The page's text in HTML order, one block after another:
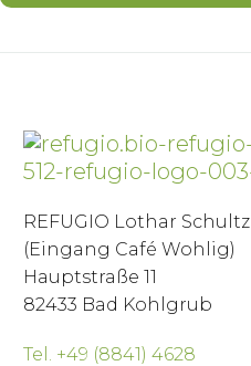
REFUGIO Lothar Schultz
(Eingang Café Wohlig)
Hauptstraße 11
82433 Bad Kohlgrub
Tel. +49 (8841) 4628